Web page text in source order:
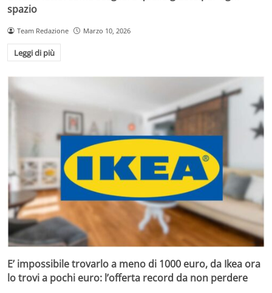
spazio
Team Redazione Marzo 10, 2026
Leggi di più
E’ impossibile trovarlo a meno di 1000 euro, da Ikea ora
lo trovi a pochi euro: l’offerta record da non perdere